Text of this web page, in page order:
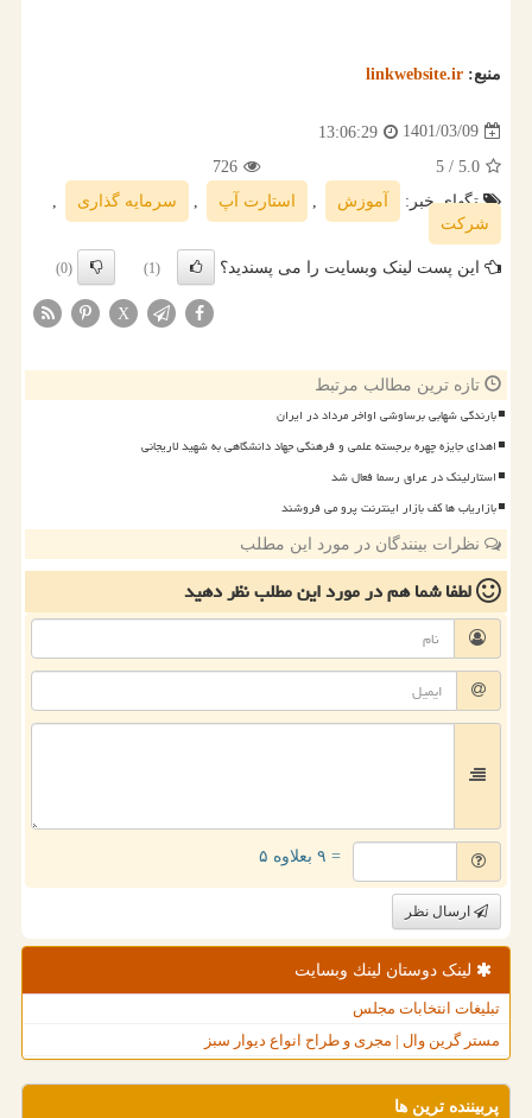
منبع: linkwebsite.ir
1401/03/09
13:06:29
5.0
/ 5
726
تگهای خبر:
آموزش , استارت آپ , سرمایه گذاری
,
شركت
این پست لینک وبسایت را می پسندید؟ (1)
(0)
X
تازه ترین مطالب مرتبط
بارندگی شهابی برساوشی اواخر مرداد در ایران
اهدای جایزه چهره برجسته علمی و فرهنگی جهاد دانشگاهی به شهید لاریجانی
استارلینک در عراق رسما فعال شد
بازاریاب ها کف بازار اینترنت پرو می فروشند
نظرات بینندگان در مورد این مطلب
لطفا شما همدر مورد این مطلبنظر دهید
= ۹ بعلاوه ۵
ارسال نظر
لینک دوستان لینك وبسایت
تبلیغات انتخابات مجلس
مستر گرین وال | مجری و طراح انواع دیوار سبز
پربیننده ترین ها